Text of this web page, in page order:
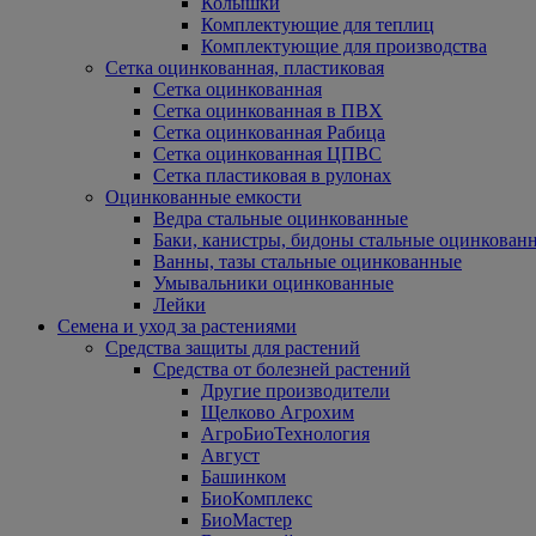
Комплектующие для теплиц
Комплектующие для производства
Сетка оцинкованная, пластиковая
Сетка оцинкованная
Сетка оцинкованная в ПВХ
Сетка оцинкованная Рабица
Сетка оцинкованная ЦПВС
Сетка пластиковая в рулонах
Оцинкованные емкости
Ведра стальные оцинкованные
Баки, канистры, бидоны стальные
Ванны, тазы стальные оцинкованные
Умывальники оцинкованные
Лейки
Семена и уход за растениями
Средства защиты для растений
Средства от болезней растений
Другие производители
Щелково Агрохим
АгроБиоТехнология
Август
Башинком
БиоКомплекс
БиоМастер